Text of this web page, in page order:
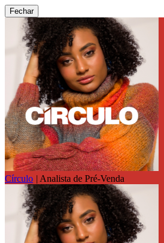
Fechar
Círculo | Analista de Pré-Venda